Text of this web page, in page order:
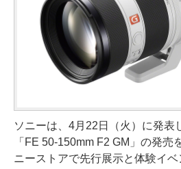
ソニーは、4月22日（火）に発表
「FE 50-150mm F2 GM」の発売
ニーストアで先行展示と体験イベ